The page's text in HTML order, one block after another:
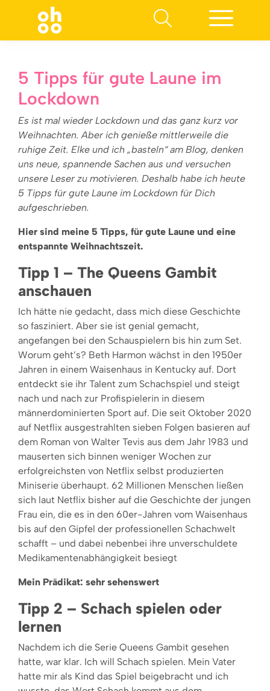
5 Tipps für gute Laune im
Lockdown
Es ist mal wieder Lockdown und das ganz kurz vor
Weihnachten. Aber ich genieße mittlerweile die
ruhige Zeit. Elke und ich „basteln“ am Blog, denken
uns neue, spannende Sachen aus und versuchen
unsere Leser zu motivieren. Deshalb habe ich heute
5 Tipps für gute Laune im Lockdown für Dich
aufgeschrieben.
Hier sind meine 5 Tipps, für gute Laune und eine
entspannte Weihnachtszeit.
Tipp 1 – The Queens Gambit
anschauen
Ich hätte nie gedacht, dass mich diese Geschichte
so fasziniert. Aber sie ist genial gemacht,
angefangen bei den Schauspielern bis hin zum Set.
Worum geht’s? Beth Harmon wächst in den 1950er
Jahren in einem Waisenhaus in Kentucky auf. Dort
entdeckt sie ihr Talent zum Schachspiel und steigt
nach und nach zur Profispielerin in diesem
männerdominierten Sport auf. Die seit Oktober 2020
auf Netflix ausgestrahlten sieben Folgen basieren auf
dem Roman von Walter Tevis aus dem Jahr 1983 und
mauserten sich binnen weniger Wochen zur
erfolgreichsten von Netflix selbst produzierten
Miniserie überhaupt. 62 Millionen Menschen ließen
sich laut Netflix bisher auf die Geschichte der jungen
Frau ein, die es in den 60er-Jahren vom Waisenhaus
bis auf den Gipfel der professionellen Schachwelt
schafft – und dabei nebenbei ihre unverschuldete
Medikamentenabhängigkeit besiegt
Mein Prädikat: sehr sehenswert
Tipp 2 – Schach spielen oder
lernen
Nachdem ich die Serie Queens Gambit gesehen
hatte, war klar. Ich will Schach spielen. Mein Vater
hatte mir als Kind das Spiel beigebracht und ich